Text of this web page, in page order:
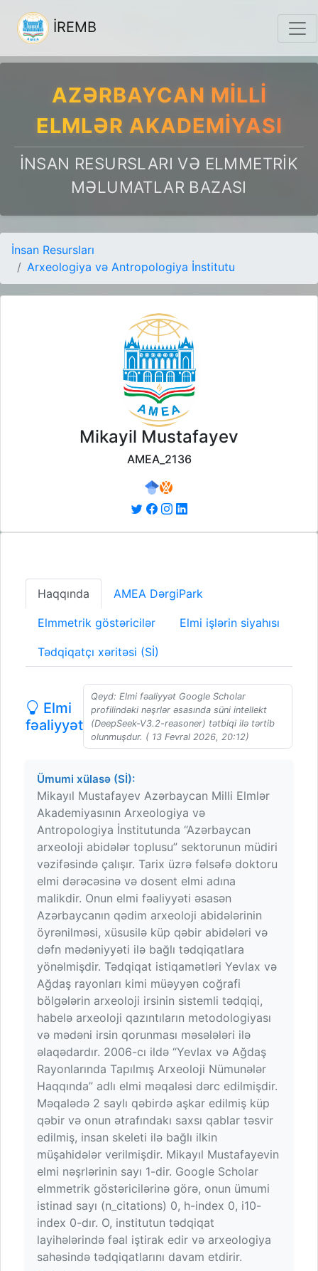
İREMB
AZƏRBAYCAN MILLI
ELMLƏR AKADEMIYASI
İNSAN RESURSLARI VƏ ELMMETRIK
MƏLUMATLAR BAZASI
İnsan Resursları
Arxeologiya və Antropologiya İnstitutu
Mikayil Mustafayev
AMEA_2136
Haqqında AMEA DərgiPark
Elmmetrik göstəricilər Elmi işlərin siyahısı
Tədqiqatçı xəritəsi (Sİ)
Elmi
fəaliyyət
Qeyd: Elmi fəaliyyət Google Scholar
profilindəki nəşrlər əsasında süni intellekt
(DeepSeek-V3.2-reasoner) tətbiqi ilə tərtib
olunmuşdur. ( 13 Fevral 2026, 20:12)
Ümumi xülasə (Sİ):
Mikayıl Mustafayev Azərbaycan Milli Elmlər
Akademiyasının Arxeologiya və
Antropologiya İnstitutunda “Azərbaycan
arxeoloji abidələr toplusu” sektorunun müdiri
vəzifəsində çalışır. Tarix üzrə fəlsəfə doktoru
elmi dərəcəsinə və dosent elmi adına
malikdir. Onun elmi fəaliyyəti əsasən
Azərbaycanın qədim arxeoloji abidələrinin
öyrənilməsi, xüsusilə küp qəbir abidələri və
dəfn mədəniyyəti ilə bağlı tədqiqatlara
yönəlmişdir. Tədqiqat istiqamətləri Yevlax və
Ağdaş rayonları kimi müəyyən coğrafi
bölgələrin arxeoloji irsinin sistemli tədqiqi,
habelə arxeoloji qazıntıların metodologiyası
və mədəni irsin qorunması məsələləri ilə
əlaqədardır. 2006-cı ildə “Yevlax və Ağdaş
Rayonlarında Tapılmış Arxeoloji Nümunələr
Haqqında” adlı elmi məqaləsi dərc edilmişdir.
Məqalədə 2 saylı qəbirdə aşkar edilmiş küp
qəbir və onun ətrafındakı saxsı qablar təsvir
edilmiş, insan skeleti ilə bağlı ilkin
müşahidələr verilmişdir. Mikayıl Mustafayevin
elmi nəşrlərinin sayı 1-dir. Google Scholar
elmmetrik göstəricilərinə görə, onun ümumi
istinad sayı (n_citations) 0, h-index 0, i10-
index 0-dır. O, institutun tədqiqat
layihələrində fəal iştirak edir və arxeologiya
sahəsində tədqiqatlarını davam etdirir.